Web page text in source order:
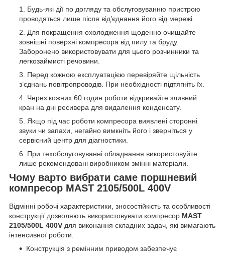
Будь-які дії по догляду та обслуговуванню пристрою
проводяться лише після від’єднання його від мережі.
Для покращення охолодження щоденно очищайте
зовнішні поверхні компресора від пилу та бруду.
Заборонено використовувати для цього розчинники та
легкозаймисті речовини.
Перед кожною експлуатацією перевіряйте щільність
з’єднань повітропроводів. При необхідності підтягніть їх.
Через кожних 60 годин роботи відкривайте зливний
кран на дні ресивера для видалення конденсату.
Якщо під час роботи компресора виявлені сторонні
звуки чи запахи, негайно вимкніть його і зверніться у
сервісний центр для діагностики.
При техобслуговуванні обладнання використовуйте
лише рекомендовані виробником змінні матеріали.
Чому варто вибрати саме поршневий
компресор MAST 2105/500L 400V
Відмінні робочі характеристики, зносостійкість та особливості
конструкції дозволяють використовувати компресор MAST
2105/500L 400V для виконання складних задач, які вимагають
інтенсивної роботи.
Конструкція з ремінним приводом забезпечує